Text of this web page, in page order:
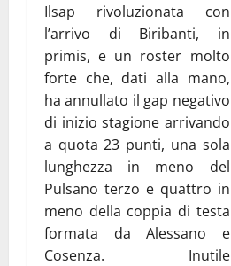
Ilsap rivoluzionata con
l’arrivo di Biribanti, in
primis, e un roster molto
forte che, dati alla mano,
ha annullato il gap negativo
di inizio stagione arrivando
a quota 23 punti, una sola
lunghezza in meno del
Pulsano terzo e quattro in
meno della coppia di testa
formata da Alessano e
Cosenza. Inutile